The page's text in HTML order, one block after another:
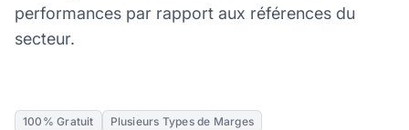
performances par rapport aux références du
secteur.
100% Gratuit
Plusieurs Types de Marges